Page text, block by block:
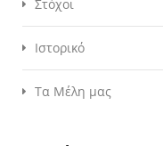
Στόχοι
Ιστορικό
Τα Μέλη μας